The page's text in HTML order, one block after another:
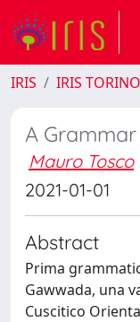
IRIS IRIS TORINO
A
Mauro Tosco
2021-01-01
Abstract
Prima
Gawwada, una
Cuscitico